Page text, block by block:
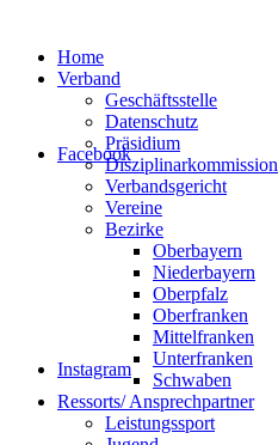
Facebook
Instagram
Home
Verband
Geschäftsstelle
Datenschutz
Präsidium
Disziplinarkommission
Verbandsgericht
Vereine
Bezirke
Oberbayern
Niederbayern
Oberpfalz
Oberfranken
Mittelfranken
Unterfranken
Schwaben
Ressorts/ Ansprechpartner
Leistungssport